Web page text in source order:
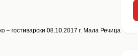
– гостиварски 08.10.2017 г. Мала Речица